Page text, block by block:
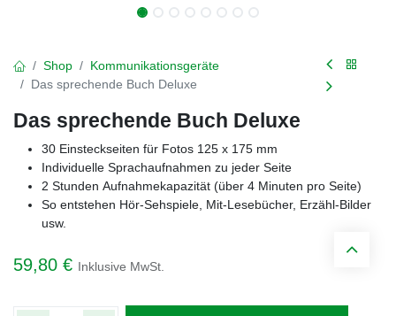
Shop
Kommunikationsgeräte
Das sprechende Buch Deluxe
Das sprechende Buch Deluxe
30 Einsteckseiten für Fotos 125 x 175 mm
Individuelle Sprachaufnahmen zu jeder Seite
2 Stunden Aufnahmekapazität (über 4 Minuten pro Seite)
So entstehen Hör-Sehspiele, Mit-Lesebücher, Erzähl-Bilder
usw.
59,80 € Inklusive MwSt.